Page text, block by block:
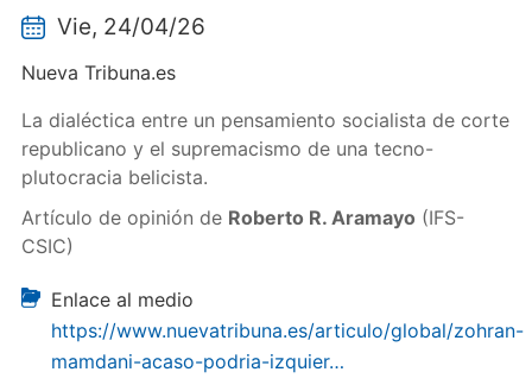
Vie, 24/04/26
Nueva Tribuna.es
La dialéctica entre un pensamiento socialista de corte
republicano y el supremacismo de una tecno-
plutocracia belicista.
Artículo de opinión de Roberto R. Aramayo (IFS-
CSIC)
Enlace al medio
https://www.nuevatribuna.es/articulo/global/zohran-
mamdani-acaso-podria-izquier…